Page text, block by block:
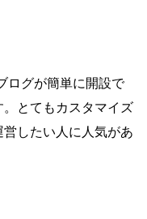
ログが簡単に開設で
。とてもカスタマイズ
したい人に人気があ